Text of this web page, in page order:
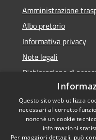
Amministrazione
Albo pretorio
Informativa privacy
Note legali
Dichiarazione di
Accessibilità
Questo sito web utilizza
necessari al corretto
nonché un cookie
informazioni
Per maggiori dettagli, può